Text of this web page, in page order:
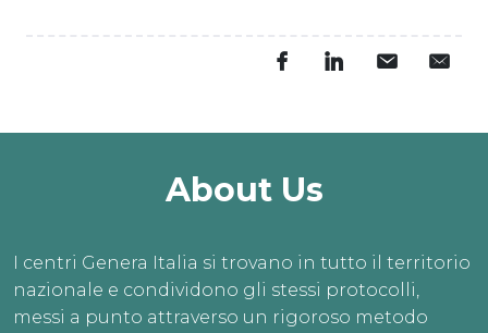
About Us
I centri Genera Italia si trovano in tutto il territorio
nazionale e condividono gli stessi protocolli,
messi a punto attraverso un rigoroso metodo